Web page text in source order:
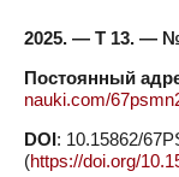
2025. — Т 13. —
Постоянный
nauki.com/
DOI: 10.15862/
(https://doi.org/